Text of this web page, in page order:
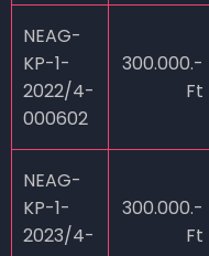
NEAG-
KP-1-
2022/4-
000602
300.000.-
Ft
NEAG-
KP-1-
2023/4-
300.000.-
Ft